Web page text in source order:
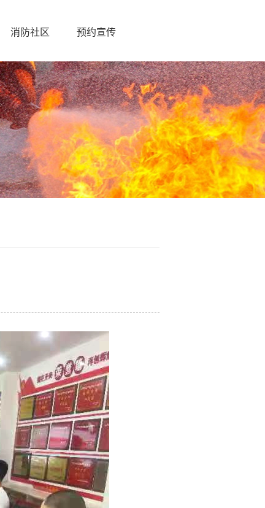
消防社区 预约宣传